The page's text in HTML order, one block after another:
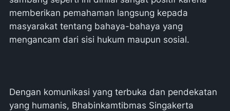
memberikan pemahaman langsung kepada
masyarakat tentang bahaya-bahaya yang
mengancam dari sisi hukum maupun sosial.
Dengan komunikasi yang terbuka dan pendekatan
yang humanis, Bhabinkamtibmas Singakerta